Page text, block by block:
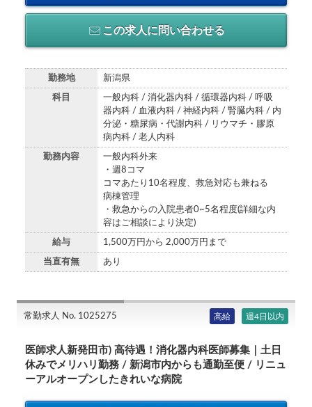
この求人に問い合わせる
勤務地 新潟県
科目
一般内科 / 消化器内科 / 循環器内科 / 呼吸
器内科 / 血液内科 / 神経内科 / 腎臓内科 / 内
分泌・糖尿病・代謝内科 / リウマチ・膠原
病内科 / 老人内科
勤務内容
一般内科外来
・週8コマ
コマあたり10名程度、救急対応も兼ねる
病棟管理
・救急からの入院患者0~5名程度(詳細な内
容はご相談により決定)
給与 1,500万円から 2,000万円まで
当直有無 あり
常勤求人 No. 1025275 高給 週4日以内
医師求人新発田市) 高待遇！消化器内科医師募集｜土日
休みでメリハリ勤務 / 新潟市内からも通勤至便 / リニュ
ーアルオープンしたきれいな病院